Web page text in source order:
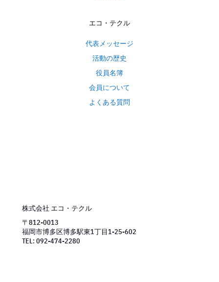
エコ・テクル
代表メッセージ
活動の歴史
役員名簿
会員について
よくある質問
株式会社 エコ・テクル
〒812-0013
福岡市博多区博多駅東1丁目1-25-602
TEL: 092-474-2280